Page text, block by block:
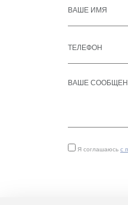
Я соглашаюсь с